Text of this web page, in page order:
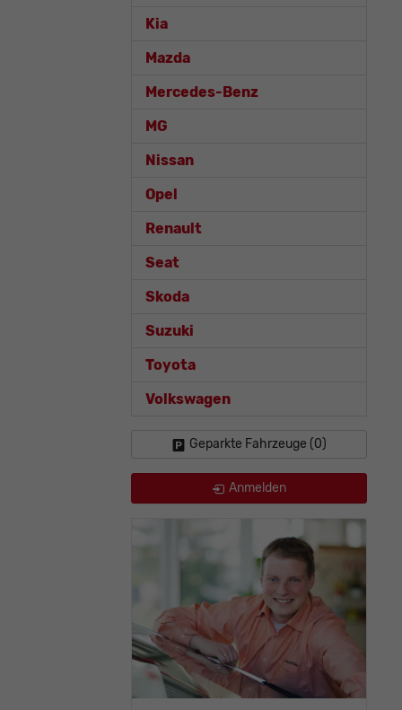
Kia
Mazda
Mercedes-Benz
MG
Nissan
Opel
Renault
Seat
Skoda
Suzuki
Toyota
Volkswagen
Geparkte Fahrzeuge (0)
Anmelden